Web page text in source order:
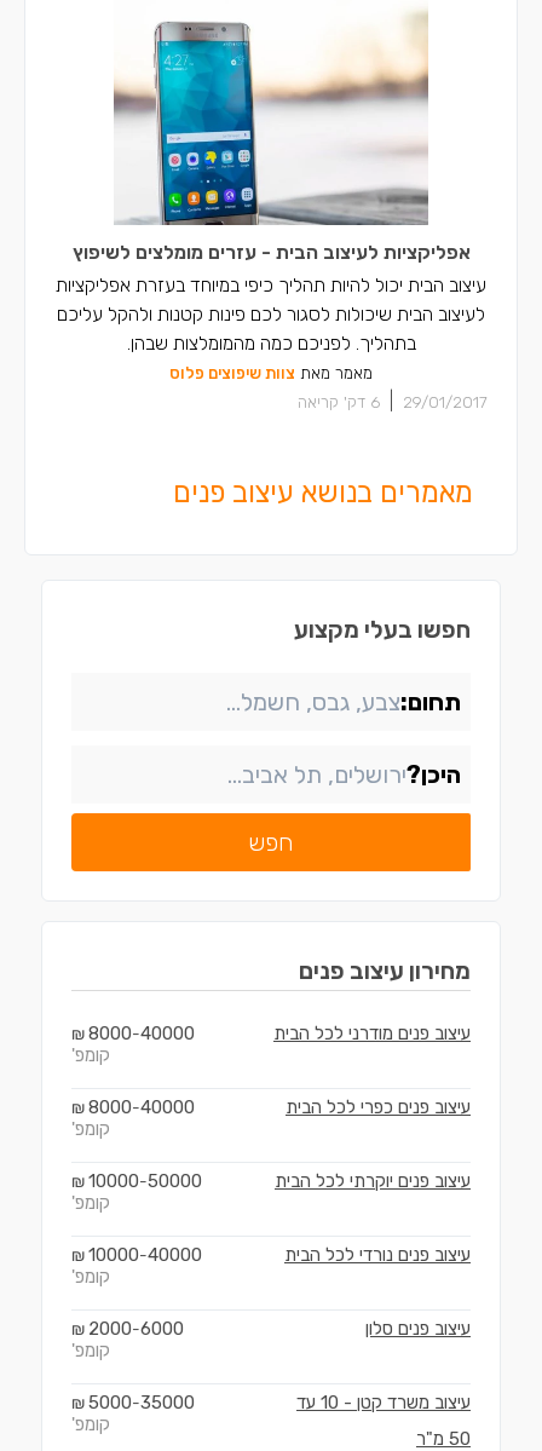
אפליקציות לעיצוב הבית - עזרים מומלצים לשיפוץ
עיצוב הבית יכול להיות תהליך כיפי במיוחד בעזרת אפליקציות
לעיצוב הבית שיכולות לסגור לכם פינות קטנות ולהקל עליכם
בתהליך. לפניכם כמה מהמומלצות שבהן.
מאמר מאת צוות שיפוצים פלוס
29/01/2017
6 דק' קריאה
מאמרים בנושא עיצוב פנים
חפשו בעלי מקצוע
תחום:
היכן?
חפש
מחירון עיצוב פנים
עיצוב פנים מודרני לכל הבית 8000-40000
₪
קומפ'
עיצוב פנים כפרי לכל הבית 8000-40000
₪
קומפ'
עיצוב פנים יוקרתי לכל הבית 10000-50000
₪
קומפ'
עיצוב פנים נורדי לכל הבית 10000-40000
₪
קומפ'
עיצוב פנים סלון 2000-6000
₪
קומפ'
עיצוב משרד קטן - 10 עד
50 מ"ר
5000-35000
₪
קומפ'